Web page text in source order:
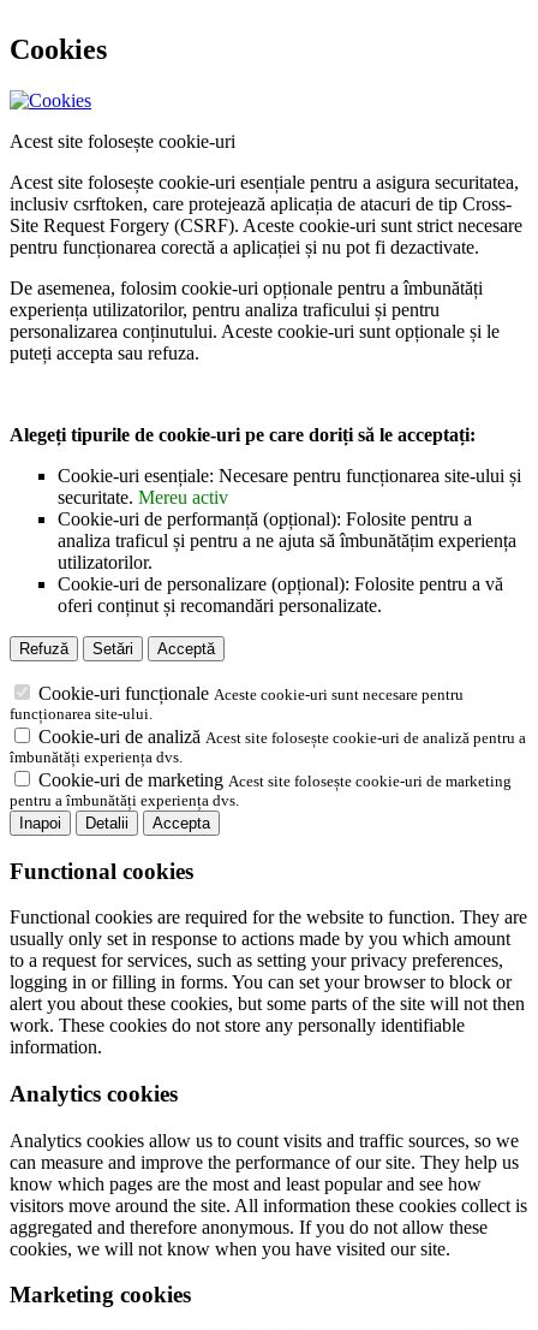
Cookies
Acest site folosește cookie-uri
Acest site folosește cookie-uri esențiale pentru a asigura securitatea,
inclusiv csrftoken, care protejează aplicația de atacuri de tip Cross-
Site Request Forgery (CSRF). Aceste cookie-uri sunt strict necesare
pentru funcționarea corectă a aplicației și nu pot fi dezactivate.
De asemenea, folosim cookie-uri opționale pentru a îmbunătăți
experiența utilizatorilor, pentru analiza traficului și pentru
personalizarea conținutului. Aceste cookie-uri sunt opționale și le
puteți accepta sau refuza.
Alegeți tipurile de cookie-uri pe care doriți să le acceptați:
Cookie-uri esențiale: Necesare pentru funcționarea site-ului și
securitate. Mereu activ
Cookie-uri de performanță (opțional): Folosite pentru a
analiza traficul și pentru a ne ajuta să îmbunătățim experiența
utilizatorilor.
Cookie-uri de personalizare (opțional): Folosite pentru a vă
oferi conținut și recomandări personalizate.
Refuză Setări Acceptă
Cookie-uri funcționale Aceste cookie-uri sunt necesare pentru
funcționarea site-ului.
Cookie-uri de analiză Acest site folosește cookie-uri de analiză pentru a
îmbunătăți experiența dvs.
Cookie-uri de marketing Acest site folosește cookie-uri de marketing
pentru a îmbunătăți experiența dvs.
Inapoi
Detalii Accepta
Functional cookies
Functional cookies are required for the website to function. They are
usually only set in response to actions made by you which amount
to a request for services, such as setting your privacy preferences,
logging in or filling in forms. You can set your browser to block or
alert you about these cookies, but some parts of the site will not then
work. These cookies do not store any personally identifiable
information.
Analytics cookies
Analytics cookies allow us to count visits and traffic sources, so we
can measure and improve the performance of our site. They help us
know which pages are the most and least popular and see how
visitors move around the site. All information these cookies collect is
aggregated and therefore anonymous. If you do not allow these
cookies, we will not know when you have visited our site.
Marketing cookies